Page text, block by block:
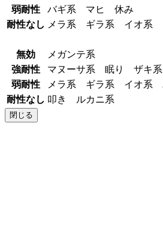
弱耐性
バギ系 マヒ 休み
耐性なし メラ系 ギラ系 イオ
無効
メガンテ系
強耐性
マヌーサ系 眠り ザ
弱耐性
メラ系 ギラ系 イオ
耐性なし 叩き ルカニ系
閉じる